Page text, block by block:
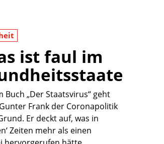
ist faul im
Buch „Der Staatsvirus“ geht
Frank der Coronapolitik
Er deckt auf, was in
Zeiten mehr als einen